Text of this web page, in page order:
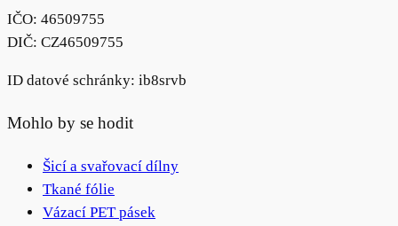
IČO: 46509755
DIČ: CZ46509755
ID datové schránky: ib8srvb
Mohlo by se hodit
Šicí a svařovací dílny
Tkané fólie
Vázací PET pásek